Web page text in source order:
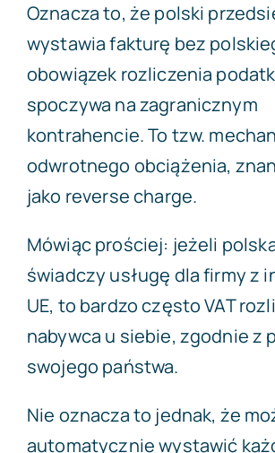
Oznacza to, że polski
wystawia fakturę bez
obowiązek rozliczenia
spoczywa na zagranicznym
kontrahencie. To tzw.
odwrotnego obciążenia,
jako reverse charge.
Mówiąc prościej: jeżeli
świadczy usługę dla firmy z
UE, to bardzo często VAT
nabywca u siebie, zgodnie z
swojego państwa.
Nie oznacza to jednak, że
automatycznie wystawić